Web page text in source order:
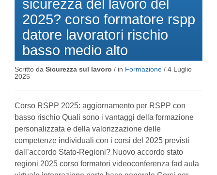
sicurezza del lavoro del
2025? corso formatore rspp
datore lavoratori rischio
basso medio alto
Scritto da Sicurezza sul lavoro / in Formazione / 4 Luglio
2025
Corso RSPP 2025: aggiornamento per RSPP con
basso rischio Quali sono i vantaggi della formazione
personalizzata e della valorizzazione delle
competenze individuali con i corsi del 2025 previsti
dall’accordo Stato-Regioni? Nuovo accordo stato
regioni 2025 corso formatori videoconferenza fad aula